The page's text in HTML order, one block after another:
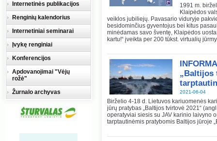
1991 m.
Klaipėdos
veiklos jubiliejų. Pavasario viduryje
besidominčius gyventojus bei kitus
minėdamas savo šventę, Klaipėdos
kartu!“ įveikta per 200 tūkst. virtualių
„Baltijos
2021-06-04
Birželio 4-18 d. Lietuvos kariuomenės
jūrų pratybas „Baltijos tvirtovė 2021“
operatyviai siesis su JAV karinio laivyno
tarptautinėmis pratybomis Baltijos jūroje
Internetinės publikacijos
Renginių kalendorius
Internetiniai seminarai
Įvykę renginiai
Konferencijos
Apdovanojimai "Vėjų
rožė"
Žurnalo archyvas